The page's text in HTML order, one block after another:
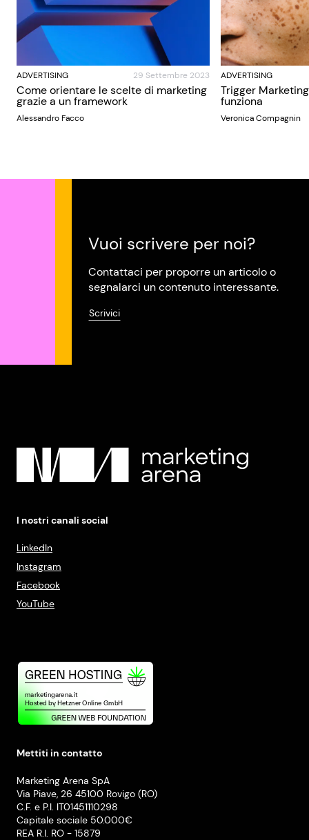
ADVERTISING 29 Settembre 2023
Come orientare le scelte di marketing
grazie a un framework
Alessandro Facco
ADVERTISING
Trigger
funziona
Veronica Compagnin
Vuoi scrivere per noi?
Contattaci per proporre un articolo o
segnalarci un contenuto interessante.
Scrivici
I nostri canali social
LinkedIn
Instagram
Facebook
YouTube
Mettiti in contatto
Marketing Arena SpA
Via Piave, 26 45100 Rovigo (RO)
C.F. e P.I. IT01451110298
Capitale sociale 50.000€
REA R.I. RO - 15879